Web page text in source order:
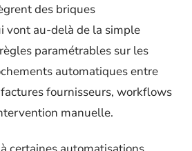
des briques
vont au-delà de la simple
paramétrables sur les
automatiques entre
fournisseurs, workflows
manuelle.